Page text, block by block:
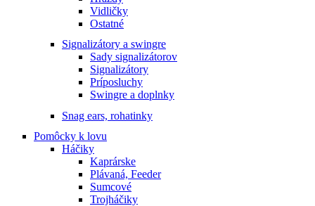
Vidličky
Ostatné
Signalizátory a swingre
Sady signalizátorov
Signalizátory
Príposluchy
Swingre a doplnky
Snag ears, rohatinky
Pomôcky k lovu
Háčiky
Kaprárske
Plávaná, Feeder
Sumcové
Trojháčiky